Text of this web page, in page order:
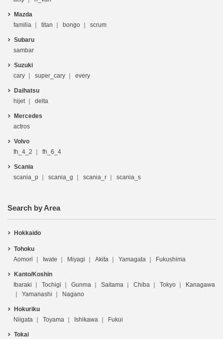
Mazda
familia
titan bongo scrum
Subaru
sambar
Suzuki
cary
super_cary every
Daihatsu
hijet
delta
Mercedes
actros
Volvo
fh_4_2
fh_6_4
Scania
scania_p
scania_g scania_r scania_s
Search by Area
Hokkaido
Tohoku
Aomori
Iwate Miyagi Akita Yamagata Fukushima
Kanto/Koshin
Ibaraki
Tochigi Gunma Saitama Chiba Tokyo
Kanagawa
Yamanashi
Nagano
Hokuriku
Niigata
Toyama Ishikawa Fukui
Tokai